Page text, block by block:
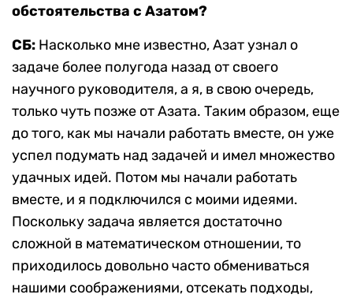
обстоятельства с Азатом?
СБ: Насколько мне известно, Азат узнал о
задаче более полугода назад от своего
научного руководителя, а я, в свою очередь,
только чуть позже от Азата. Таким образом, еще
до того, как мы начали работать вместе, он уже
успел подумать над задачей и имел множество
удачных идей. Потом мы начали работать
вместе, и я подключился с моими идеями.
Поскольку задача является достаточно
сложной в математическом отношении, то
приходилось довольно часто обмениваться
нашими соображениями, отсекать подходы,